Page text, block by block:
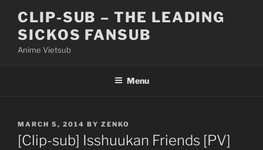
content
CLIP-SUB – THE LEADING
SICKOS FANSUB
Anime Vietsub
Menu
POSTED
ON
MARCH 5, 2014 BY ZENKO
[Clip-sub] Isshuukan Friends [PV]